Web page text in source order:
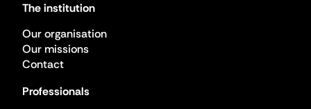
The institution
Our organisation
Our missions
Contact
Professionals